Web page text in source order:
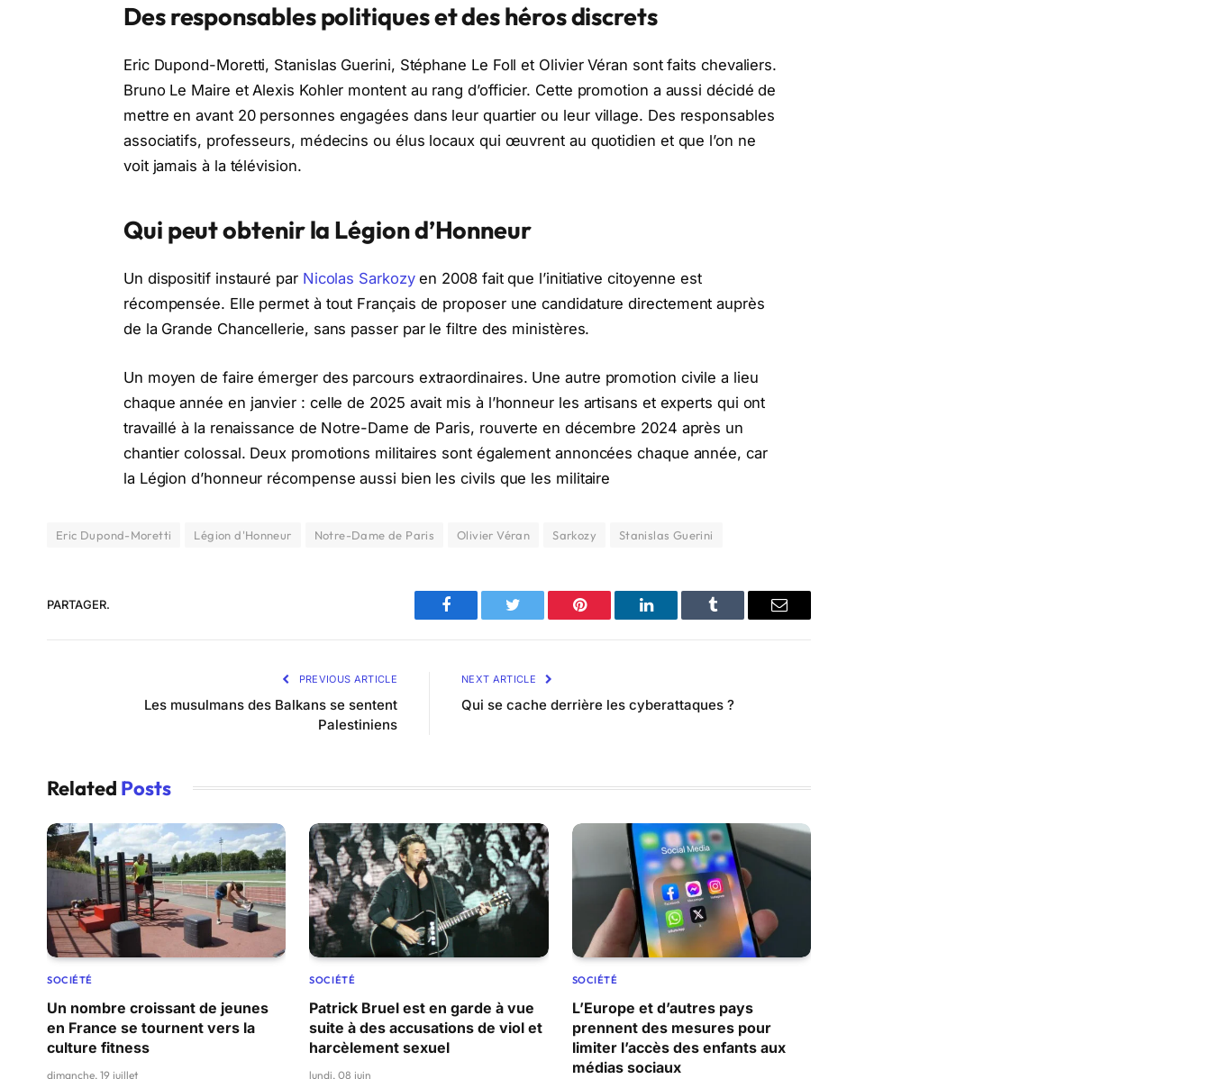
Des responsables politiques et des héros discrets
Eric Dupond-Moretti, Stanislas Guerini, Stéphane Le Foll et Olivier Véran sont faits chevaliers.
Bruno Le Maire et Alexis Kohler montent au rang d’officier. Cette promotion a aussi décidé de
mettre en avant 20 personnes engagées dans leur quartier ou leur village. Des responsables
associatifs, professeurs, médecins ou élus locaux qui œuvrent au quotidien et que l’on ne
voit jamais à la télévision.
Qui peut obtenir la Légion d’Honneur
Un dispositif instauré par Nicolas Sarkozyen 2008 fait que l’initiative citoyenne est
récompensée. Elle permet à tout Français de proposer une candidature directement auprès
de la Grande Chancellerie, sans passer par le filtre des ministères.
Un moyen de faire émerger des parcours extraordinaires. Une autre promotion civile a lieu
chaque année en janvier : celle de 2025 avait mis à l’honneur les artisans et experts qui ont
travaillé à la renaissance de Notre-Dame de Paris, rouverte en décembre 2024 après un
chantier colossal. Deux promotions militaires sont également annoncées chaque année, car
la Légion d’honneur récompense aussi bien les civils que les militaire
Eric Dupond-Moretti Légion d'Honneur Notre-Dame de Paris Olivier Véran Sarkozy Stanislas Guerini
PARTAGER.
Facebook Twitter Pinterest LinkedIn Tumblr Email
PREVIOUS ARTICLE
Les musulmans des Balkans se sentent
Palestiniens
NEXT ARTICLE
Qui se cache derrière les cyberattaques ?
Related Posts
SOCIÉTÉ
Un nombre croissant de jeunes
en France se tournent vers la
culture fitness
dimanche, 19 juillet
SOCIÉTÉ
Patrick Bruel est en garde à vue
suite à des accusations de viol et
harcèlement sexuel
lundi, 08 juin
SOCIÉTÉ
L’Europe et d’autres pays
prennent des mesures pour
limiter l’accès des enfants aux
médias sociaux